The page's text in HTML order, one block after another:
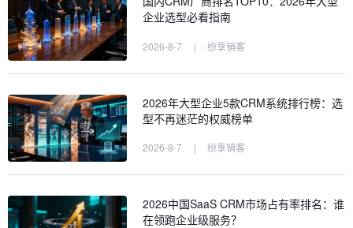
企业选型必看指南
2026-8-7 | 纷享销客
2026年大型企业5款CRM系统排行榜：选
型不再迷茫的权威榜单
2026-8-7 | 纷享销客
2026中国SaaS CRM市场占有率排名：谁
在领跑企业级服务？